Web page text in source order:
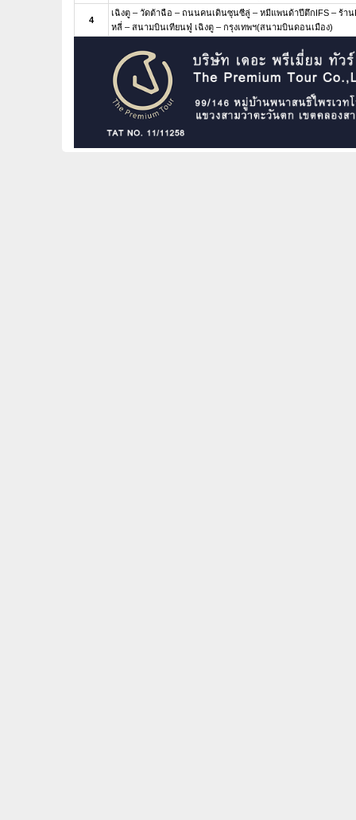
4
เฉิงตู – วัดต้าฉือ – ถนนคนเดินซุนซีลู่ – หมีแพนด้าปีตึกIFS – ร้าน
หลี่ – สนามบินเทียนฟู่ เฉิงตู – กรุงเทพฯ(สนามบินดอนเมือง)